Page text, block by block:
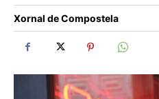
Xornal de Compostela